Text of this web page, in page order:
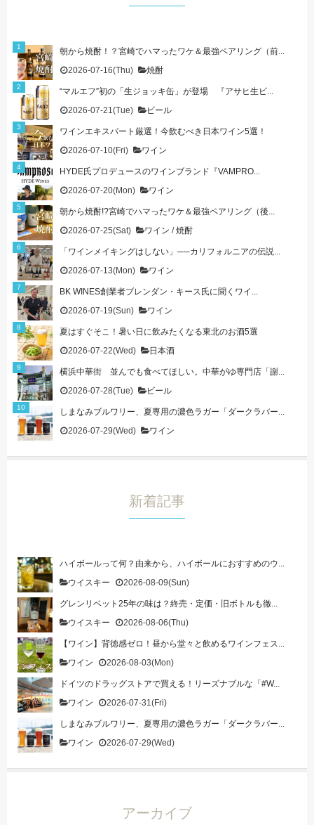
朝から焼酎！？宮崎でハマったワケ＆最強ペアリング（前...
2026-07-16(Thu)
焼酎
“マルエフ”初の「生ジョッキ缶」が登場 『アサヒ生ビ...
2026-07-21(Tue)
ビール
ワインエキスパート厳選！今飲むべき日本ワイン5選！
2026-07-10(Fri)
ワイン
HYDE氏プロデュースのワインブランド『VAMPRO...
2026-07-20(Mon)
ワイン
朝から焼酎!?宮崎でハマったワケ＆最強ペアリング（後...
2026-07-25(Sat)
ワイン /焼酎
「ワインメイキングはしない」──カリフォルニアの伝説...
2026-07-13(Mon)
ワイン
BK WINES創業者ブレンダン・キース氏に聞くワイ...
2026-07-19(Sun)
ワイン
夏はすぐそこ！暑い日に飲みたくなる東北のお酒5選
2026-07-22(Wed)
日本酒
横浜中華街 並んでも食べてほしい。中華がゆ専門店「謝...
2026-07-28(Tue)
ビール
しまなみブルワリー、夏専用の濃色ラガー「ダークラバー...
2026-07-29(Wed)
ワイン
新着記事
ハイボールって何？由来から、ハイボールにおすすめのウ...
ウイスキー
2026-08-09(Sun)
グレンリベット25年の味は？終売・定価・旧ボトルも徹...
ウイスキー
2026-08-06(Thu)
【ワイン】背徳感ゼロ！昼から堂々と飲めるワインフェス...
ワイン
2026-08-03(Mon)
ドイツのドラッグストアで買える！リーズナブルな「#W...
ワイン
2026-07-31(Fri)
しまなみブルワリー、夏専用の濃色ラガー「ダークラバー...
ワイン
2026-07-29(Wed)
アーカイブ